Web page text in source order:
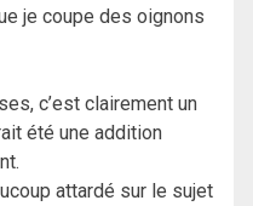
je coupe des oignons
c’est clairement un
été une addition
attardé sur le sujet